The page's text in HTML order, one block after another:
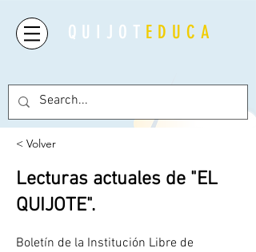
QUIJOT EDUCA
< Volver
Lecturas actuales de "EL
QUIJOTE".
Boletín de la Institución Libre de